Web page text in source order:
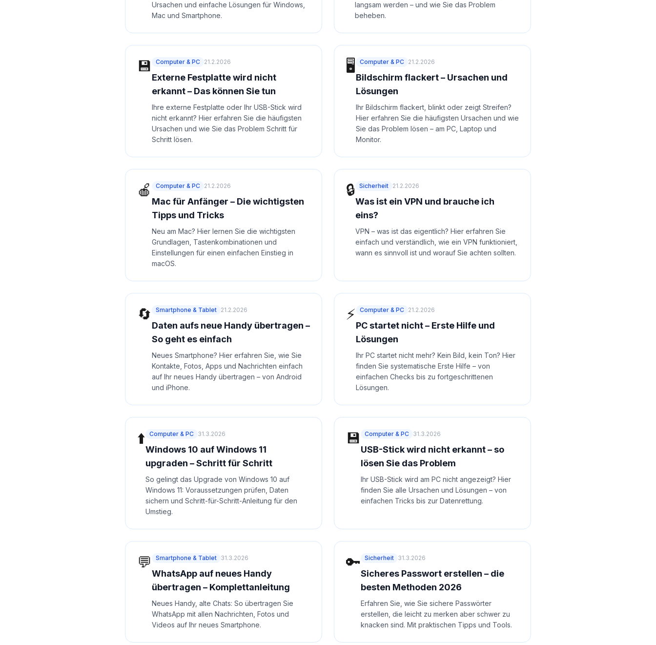
Ursachen und einfache Lösungen für Windows,
Mac und Smartphone.
langsam werden – und wie Sie das Problem
beheben.
💾 Computer & PC 21.2.2026
Externe Festplatte wird nicht
erkannt – Das können Sie tun
Ihre externe Festplatte oder Ihr USB-Stick wird
nicht erkannt? Hier erfahren Sie die häufigsten
Ursachen und wie Sie das Problem Schritt für
Schritt lösen.
🖥️ Computer & PC 21.2.2026
Bildschirm flackert – Ursachen und
Lösungen
Ihr Bildschirm flackert, blinkt oder zeigt Streifen?
Hier erfahren Sie die häufigsten Ursachen und wie
Sie das Problem lösen – am PC, Laptop und
Monitor.
🍎 Computer & PC 21.2.2026
Mac für Anfänger – Die wichtigsten
Tipps und Tricks
Neu am Mac? Hier lernen Sie die wichtigsten
Grundlagen, Tastenkombinationen und
Einstellungen für einen einfachen Einstieg in
macOS.
🔒 Sicherheit 21.2.2026
Was ist ein VPN und brauche ich
eins?
VPN – was ist das eigentlich? Hier erfahren Sie
einfach und verständlich, wie ein VPN funktioniert,
wann es sinnvoll ist und worauf Sie achten sollten.
🔄 Smartphone & Tablet 21.2.2026
Daten aufs neue Handy übertragen –
So geht es einfach
Neues Smartphone? Hier erfahren Sie, wie Sie
Kontakte, Fotos, Apps und Nachrichten einfach
auf Ihr neues Handy übertragen – von Android
und iPhone.
⚡ Computer & PC 21.2.2026
PC startet nicht – Erste Hilfe und
Lösungen
Ihr PC startet nicht mehr? Kein Bild, kein Ton? Hier
finden Sie systematische Erste Hilfe – von
einfachen Checks bis zu fortgeschrittenen
Lösungen.
⬆️ Computer & PC 31.3.2026
Windows 10 auf Windows 11
upgraden – Schritt für Schritt
So gelingt das Upgrade von Windows 10 auf
Windows 11: Voraussetzungen prüfen, Daten
sichern und Schritt-für-Schritt-Anleitung für den
Umstieg.
💾 Computer & PC 31.3.2026
USB-Stick wird nicht erkannt – so
lösen Sie das Problem
Ihr USB-Stick wird am PC nicht angezeigt? Hier
finden Sie alle Ursachen und Lösungen – von
einfachen Tricks bis zur Datenrettung.
💬 Smartphone & Tablet 31.3.2026
WhatsApp auf neues Handy
übertragen – Komplettanleitung
Neues Handy, alte Chats: So übertragen Sie
WhatsApp mit allen Nachrichten, Fotos und
Videos auf Ihr neues Smartphone.
🔑 Sicherheit 31.3.2026
Sicheres Passwort erstellen – die
besten Methoden 2026
Erfahren Sie, wie Sie sichere Passwörter
erstellen, die leicht zu merken aber schwer zu
knacken sind. Mit praktischen Tipps und Tools.